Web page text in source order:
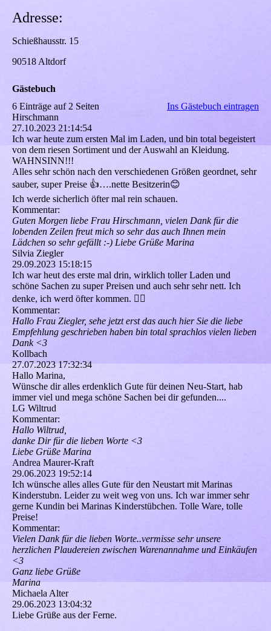
Adresse:
Schießhausstr. 15
90518 Altdorf
Gästebuch
6 Einträge auf 2 Seiten
Ins Gästebuch eintragen
Hirschmann
27.10.2023 21:14:54
Ich war heute zum ersten Mal im Laden, und bin total begeistert
von dem riesen Sortiment und der Auswahl an Kleidung.
WAHNSINN!!!
Alles sehr schön nach den verschiedenen Größen geordnet, sehr
sauber, super Preise 👍….nette Besitzerin😊
Ich werde sicherlich öfter mal rein schauen.
Kommentar:
Guten Morgen liebe Frau Hirschmann, vielen Dank für die
lobenden Zeilen freut mich so sehr das auch Ihnen mein
Lädchen so sehr gefällt :-) Liebe Grüße Marina
Silvia Ziegler
29.09.2023 15:18:15
Ich war heut des erste mal drin, wirklich toller Laden und
schöne Sachen zu super Preisen und auch sehr sehr nett. Ich
denke, ich werd öfter kommen. 👍🏻
Kommentar:
Hallo Frau Ziegler, sehe jetzt erst das auch hier Sie die liebe
Empfehlung geschrieben haben bin total sprachlos vielen lieben
Dank <3
Kollbach
27.07.2023 17:32:34
Hallo Marina,
Wünsche dir alles erdenklich Gute für deinen Neu-Start, hab
immer viel und mega schöne Sachen bei dir gefunden....
LG Wiltrud
Kommentar:
Hallo Wiltrud,
danke Dir für die lieben Worte <3
Liebe Grüße Marina
Andrea Maurer-Kraft
29.06.2023 19:52:14
Ich wünsche alles alles Gute für den Neustart mit Marinas
Kinderstubn. Leider zu weit weg von uns. Ich war immer sehr
gerne Kundin bei Marinas Kinderstübchen. Tolle Ware, tolle
Preise!
Kommentar:
Vielen Dank für die lieben Worte..vermisse sehr unsere
herzlichen Plaudereien zwischen Warenannahme und Einkäufen
<3
Ganz liebe Grüße
Marina
Michaela Alter
29.06.2023 13:04:32
Liebe Grüße aus der Ferne.